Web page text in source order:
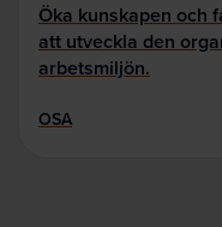
Öka kunskapen och
att utveckla den
arbetsmiljön.
OSA